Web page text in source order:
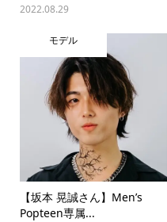
2022.08.29
モデル
【坂本 晃誠さん】Men’s
Popteen専属...